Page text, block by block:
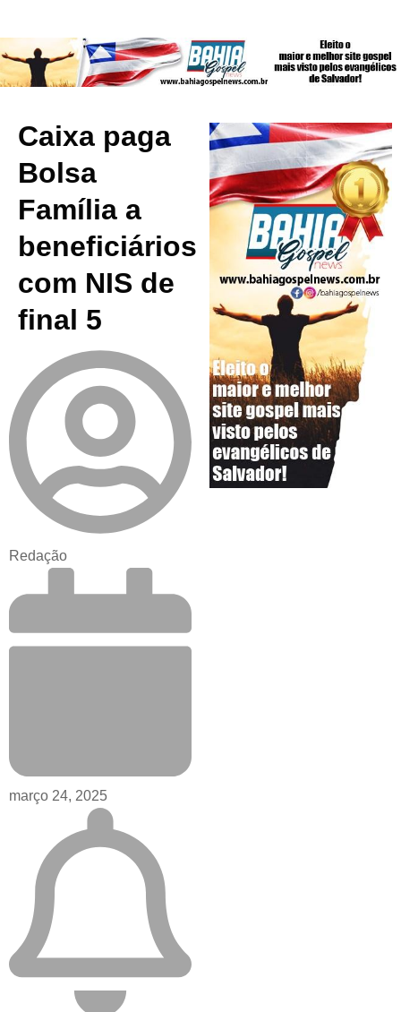
Caixa paga
Bolsa
Família a
beneficiários
com NIS de
final 5
Redação
março 24, 2025